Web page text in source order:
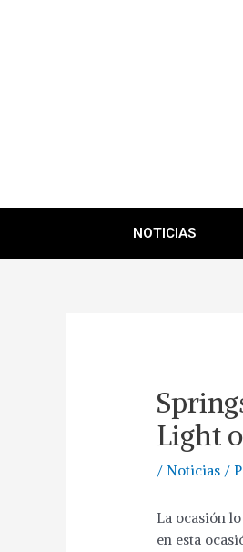
NOTICIAS
Light
/ Noticias /
La ocasión
en esta